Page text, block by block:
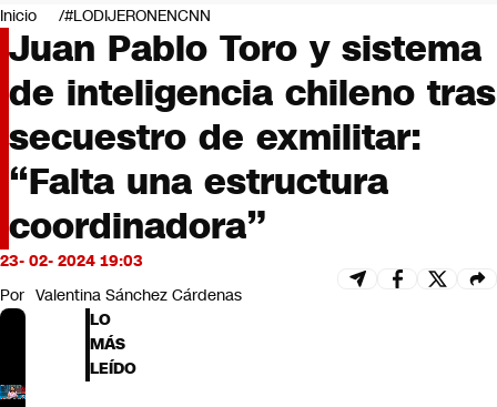
Negocios
Deportes
Programas completos
Cultura
Servicios
Bits
CNN tiempo
Futuro 360
Opinión
Inicio #LODIJERONENCNN
Juan Pablo Toro y sistema
de inteligencia chileno tras
secuestro de exmilitar:
“Falta una estructura
coordinadora”
23- 02- 2024 19:03
Por Valentina Sánchez Cárdenas
LO
MÁS
LEÍDO